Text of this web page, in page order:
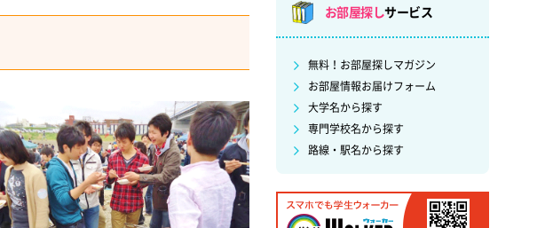
お部屋探しサービス
無料！お部屋探しマガジン
お部屋情報お届けフォーム
大学名から探す
専門学校名から探す
路線・駅名から探す